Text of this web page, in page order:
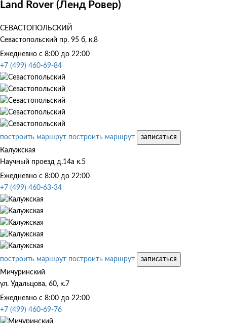
Land Rover (Ленд Ровер)
СЕВАСТОПОЛЬСКИЙ
Севастопольский пр. 95 б, к.8
Ежедневно с 8:00 до 22:00
+7 (499) 460-69-84
построить маршрут построить маршрут
записаться
Калужская
Научный проезд д.14а к.5
Ежедневно с 8:00 до 22:00
+7 (499) 460-63-34
построить маршрут построить маршрут
записаться
Мичуринский
ул. Удальцова, 60, к.7
Ежедневно с 8:00 до 22:00
+7 (499) 460-69-76